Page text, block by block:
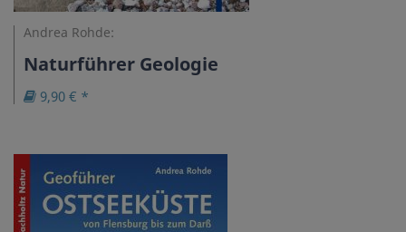
Andrea Rohde:
Naturführer Geologie
9,90 € *